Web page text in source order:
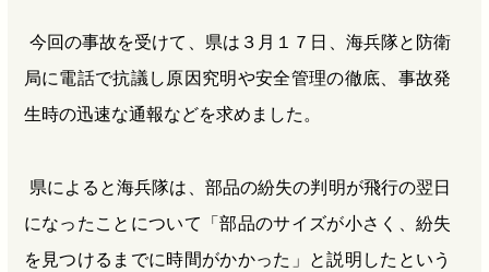
今回の事故を受けて、県は３月１７日、海兵隊と防衛
局に電話で抗議し原因究明や安全管理の徹底、事故発
生時の迅速な通報などを求めました。
県によると海兵隊は、部品の紛失の判明が飛行の翌日
になったことについて「部品のサイズが小さく、紛失
を見つけるまでに時間がかかった」と説明したという